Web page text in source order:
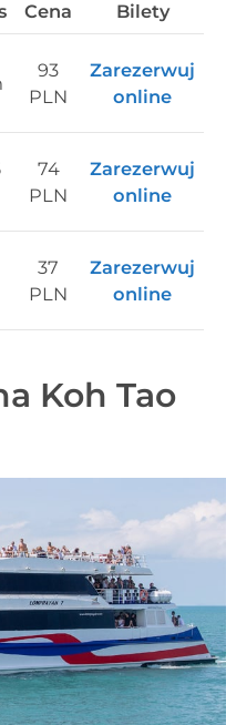
Cena Bilety
93
PLN
Zarezerwuj
online
74
PLN
Zarezerwuj
online
37
PLN
Zarezerwuj
online
Koh Tao